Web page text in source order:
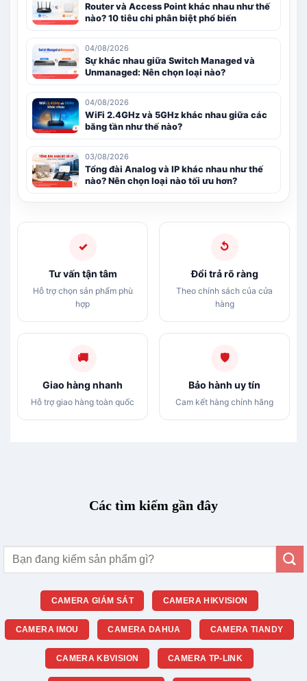
Router và Access Point khác nhau như thế
nào? 10 tiêu chi phân biệt phổ biến
04/08/2026
Sự khác nhau giữa Switch Managed và
Unmanaged: Nên chọn loại nào?
04/08/2026
WiFi 2.4GHz và 5GHz khác nhau giữa các
băng tần như thế nào?
03/08/2026
Tổng đài Analog và IP khác nhau như thế
nào? Nên chọn loại nào tối ưu hơn?
✓
Tư vấn tận tâm
Hỗ trợ chọn sản phẩm phù
hợp
↺
Đổi trả rõ ràng
Theo chính sách của cửa
hàng
🚚
Giao hàng nhanh
Hỗ trợ giao hàng toàn quốc
🛡
Bảo hành uy tín
Cam kết hàng chính hãng
Các tìm kiếm gần đây
Tìm
kiếm:
CAMERA GIÁM SÁT CAMERA HIKVISION
CAMERA IMOU CAMERA DAHUA CAMERA TIANDY
CAMERA KBVISION CAMERA TP-LINK